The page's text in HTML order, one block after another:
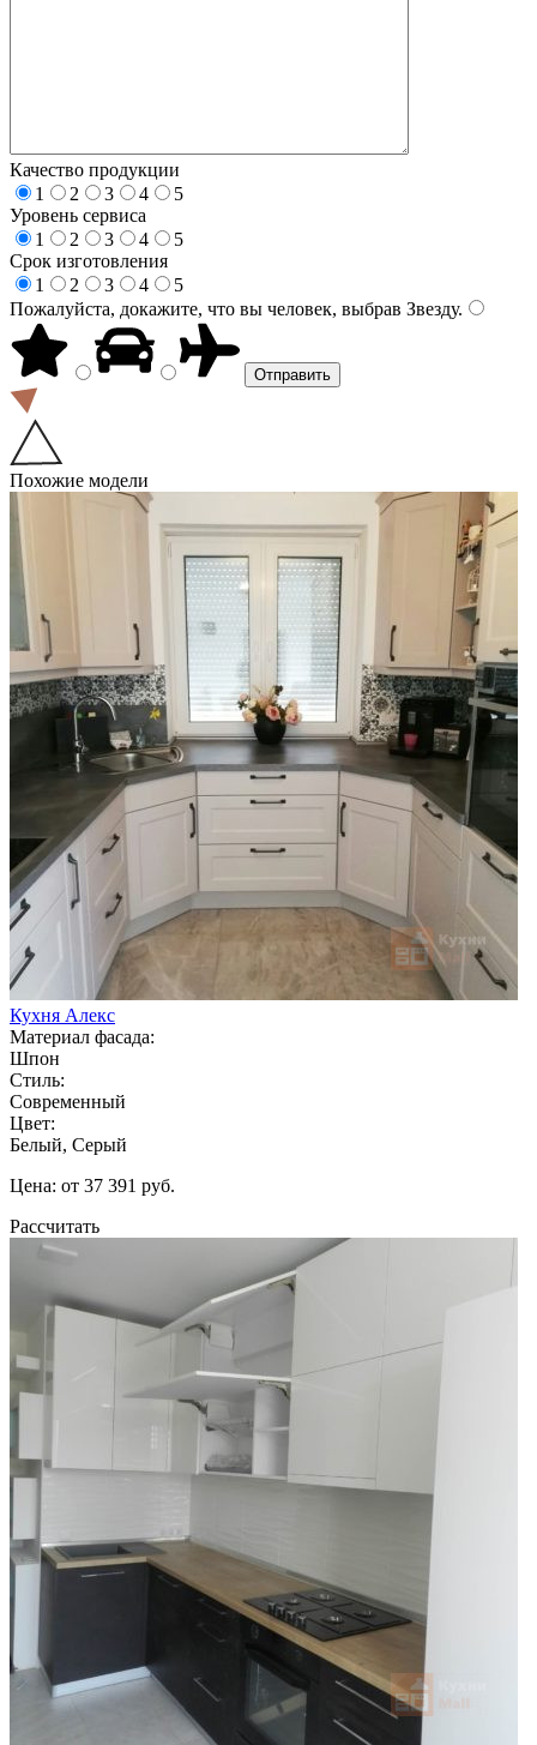
Качество продукции
1
2 3 4
5
Уровень сервиса
1
2 3 4
5
Срок изготовления
1
2 3 4
5
Пожалуйста, докажите, что вы человек, выбрав Звезду.
Похожие модели
Кухня Алекс
Материал фасада:
Шпон
Стиль:
Современный
Цвет:
Белый, Серый
Цена: от 37 391 руб.
Рассчитать